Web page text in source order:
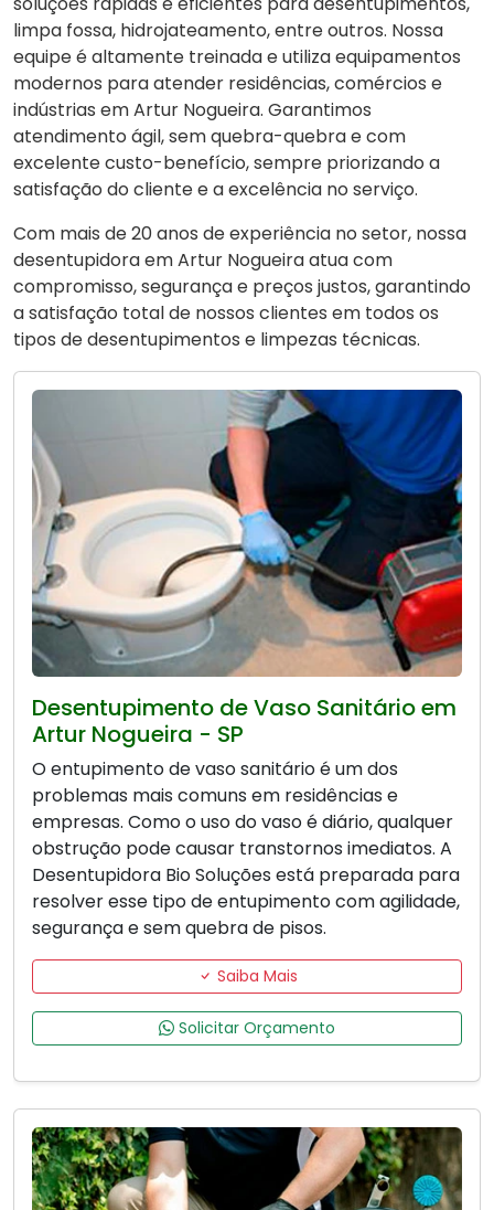
limpa fossa, hidrojateamento, entre outros. Nossa
equipe é altamente treinada e utiliza equipamentos
modernos para atender residências, comércios e
indústrias em Artur Nogueira. Garantimos
atendimento ágil, sem quebra-quebra e com
excelente custo-benefício, sempre priorizando a
satisfação do cliente e a excelência no serviço.
Com mais de 20 anos de experiência no setor, nossa
desentupidora em Artur Nogueira atua com
compromisso, segurança e preços justos, garantindo
a satisfação total de nossos clientes em todos os
tipos de desentupimentos e limpezas técnicas.
Desentupimento de Vaso Sanitário em
Artur Nogueira - SP
O entupimento de vaso sanitário é um dos
problemas mais comuns em residências e
empresas. Como o uso do vaso é diário, qualquer
obstrução pode causar transtornos imediatos. A
Desentupidora Bio Soluções está preparada para
resolver esse tipo de entupimento com agilidade,
segurança e sem quebra de pisos.
Saiba Mais
Solicitar Orçamento